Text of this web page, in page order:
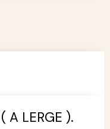
A LERGE ).